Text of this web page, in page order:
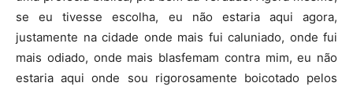
se eu tivesse escolha, eu não estaria aqui agora,
justamente na cidade onde mais fui caluniado, onde fui
mais odiado, onde mais blasfemam contra mim, eu não
estaria aqui onde sou rigorosamente boicotado pelos